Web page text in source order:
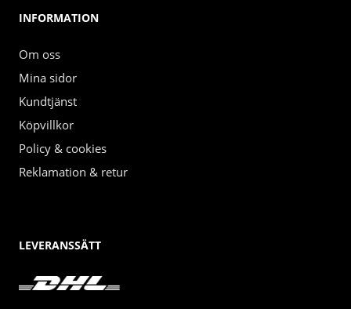
INFORMATION
Om oss
Mina sidor
Kundtjänst
Köpvillkor
Policy & cookies
Reklamation & retur
LEVERANSSÄTT